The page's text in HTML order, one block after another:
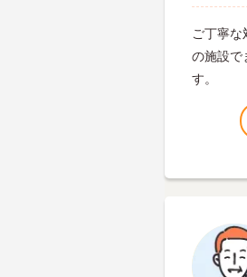
ご丁寧な
の施設で
す。